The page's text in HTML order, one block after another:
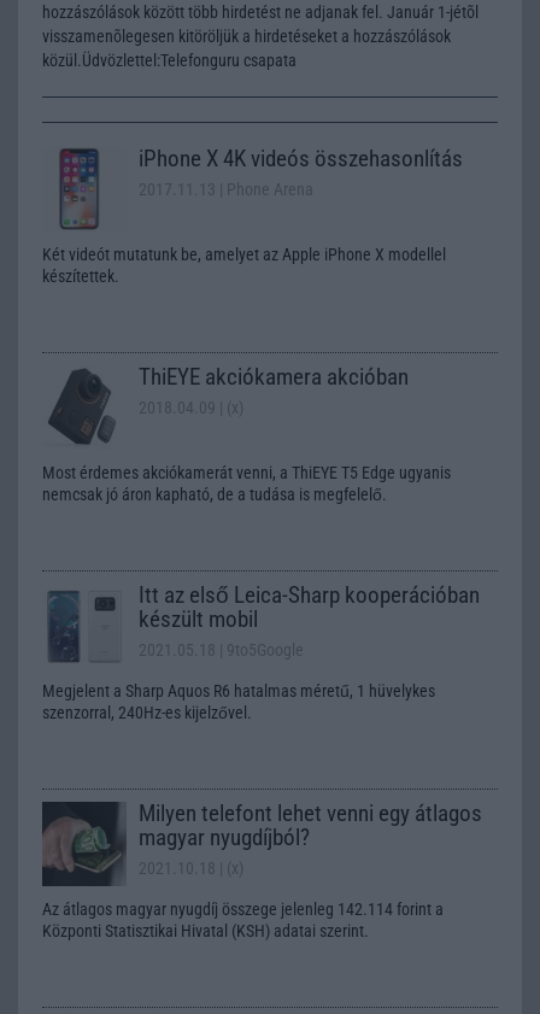
hozzászólások között több hirdetést ne adjanak fel. Január 1-jétõl
visszamenõlegesen kitöröljük a hirdetéseket a hozzászólások
közül.Üdvözlettel:Telefonguru csapata
iPhone X 4K videós összehasonlítás
2017.11.13 | Phone Arena
Két videót mutatunk be, amelyet az Apple iPhone X modellel
készítettek.
ThiEYE akciókamera akcióban
2018.04.09 | (x)
Most érdemes akciókamerát venni, a ThiEYE T5 Edge ugyanis
nemcsak jó áron kapható, de a tudása is megfelelő.
Itt az első Leica-Sharp kooperációban
készült mobil
2021.05.18 | 9to5Google
Megjelent a Sharp Aquos R6 hatalmas méretű, 1 hüvelykes
szenzorral, 240Hz-es kijelzővel.
Milyen telefont lehet venni egy átlagos
magyar nyugdíjból?
2021.10.18 | (x)
Az átlagos magyar nyugdíj összege jelenleg 142.114 forint a
Központi Statisztikai Hivatal (KSH) adatai szerint.